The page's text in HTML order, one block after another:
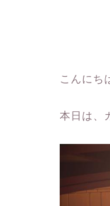
こんにち
本日は、